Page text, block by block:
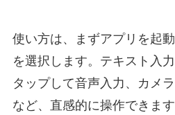
使い方は、まずアプリを起
を選択します。テキスト入
タップして音声入力、カメ
など、直感的に操作できます